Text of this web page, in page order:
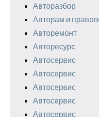
Авторазбор
Авторам и
Авторемонт
Авторесурс
Автосервис
Автосервис
Автосервис
Автосервис
Автосервис